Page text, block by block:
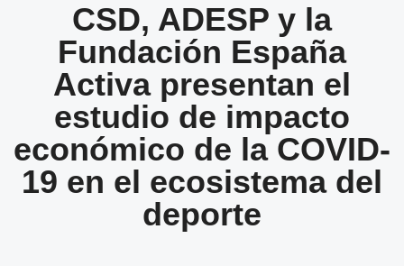
CSD, ADESP y la
Fundación España
Activa presentan el
estudio de impacto
económico de la COVID-
19 en el ecosistema del
deporte